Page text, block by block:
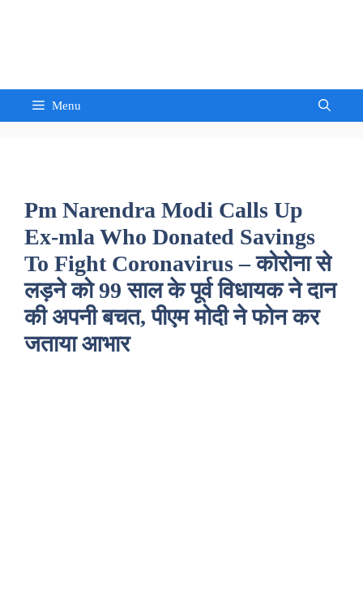
Menu
Pm Narendra Modi Calls Up
Ex-mla Who Donated Savings
To Fight Coronavirus – कोरोना से
लड़ने को 99 साल के पूर्व विधायक ने दान
की अपनी बचत, पीएम मोदी ने फोन कर
जताया आभार